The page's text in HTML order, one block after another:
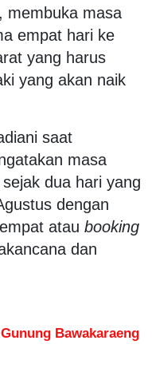
membuka masa
empat hari ke
yang harus
yang akan naik
saat
masa
dua hari yang
dengan
atau booking
dan
Bawakaraeng